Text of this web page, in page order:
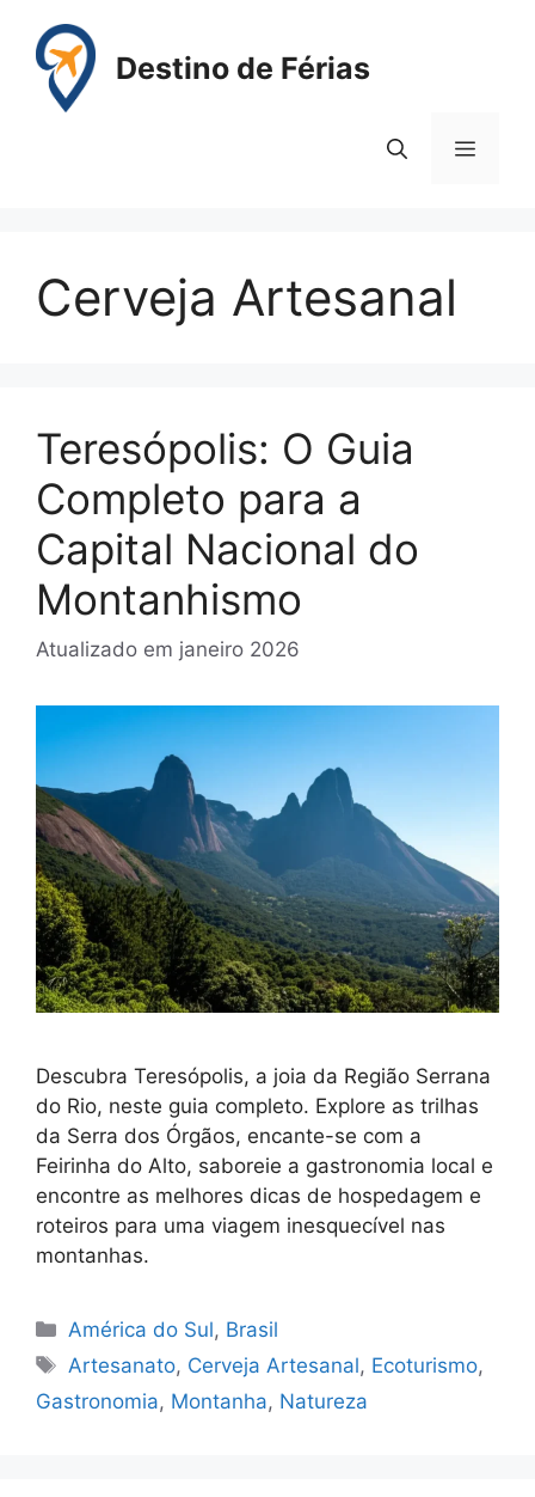
para
conteúdo
Destino de Férias
Menu
Cerveja Artesanal
Teresópolis: O Guia
Completo para a
Capital Nacional do
Montanhismo
Atualizado em janeiro 2026
Descubra Teresópolis, a joia da Região Serrana
do Rio, neste guia completo. Explore as trilhas
da Serra dos Órgãos, encante-se com a
Feirinha do Alto, saboreie a gastronomia local e
encontre as melhores dicas de hospedagem e
roteiros para uma viagem inesquecível nas
montanhas.
Categorias
América do Sul, Brasil
Tags
Artesanato, Cerveja Artesanal, Ecoturismo,
Gastronomia, Montanha, Natureza